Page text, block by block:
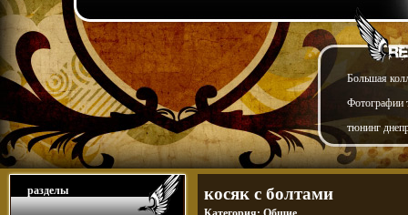
Большая
Фотографии
тюнинг
разделы косяк с болтами